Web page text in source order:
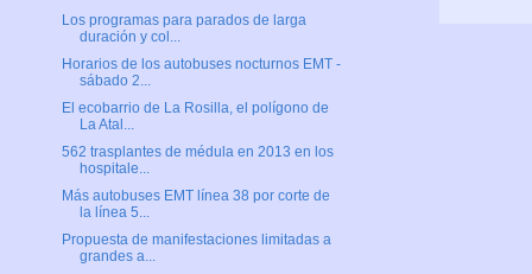
Los programas para parados de larga
duración y col...
Horarios de los autobuses nocturnos EMT -
sábado 2...
El ecobarrio de La Rosilla, el polígono de
La Atal...
562 trasplantes de médula en 2013 en los
hospitale...
Más autobuses EMT línea 38 por corte de
la línea 5...
Propuesta de manifestaciones limitadas a
grandes a...